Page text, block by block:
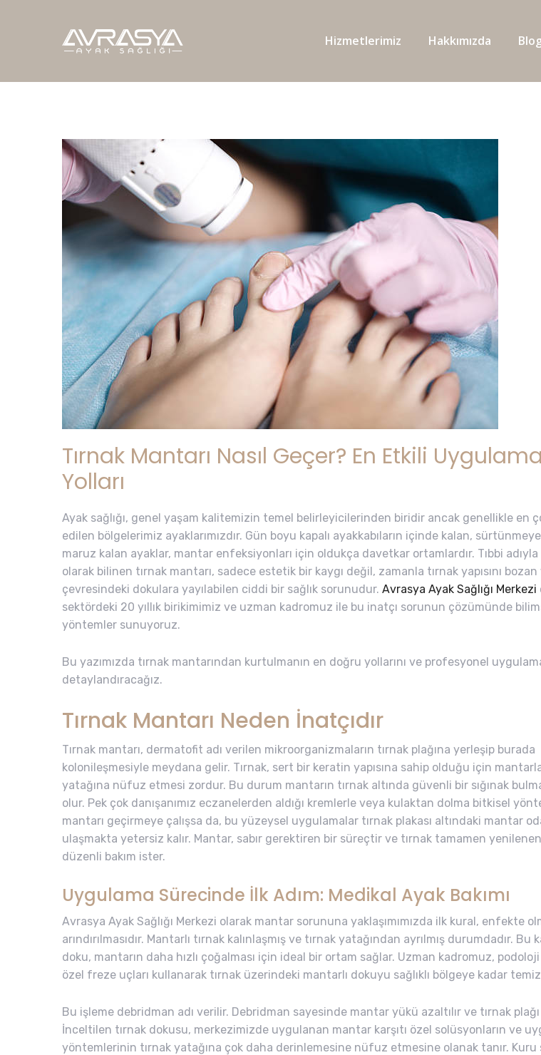
Hizmetlerimiz Hakkımızda
Tırnak Mantarı Nasıl Geçer? En Etkili Uygulama
Yolları
Ayak sağlığı, genel yaşam kalitemizin temel belirleyicilerinden biridir ancak genellikle en
edilen bölgelerimiz ayaklarımızdır. Gün boyu kapalı ayakkabıların içinde kalan,
maruz kalan ayaklar, mantar enfeksiyonları için oldukça davetkar ortamlardır. Tıbbi
olarak bilinen tırnak mantarı, sadece estetik bir kaygı değil, zamanla tırnak yapısını bozan
çevresindeki dokulara yayılabilen ciddi bir sağlık sorunudur. Avrasya Ayak Sağlığı Merkezi
sektördeki 20 yıllık birikimimiz ve uzman kadromuz ile bu inatçı sorunun çözümünde
yöntemler sunuyoruz.
Bu yazımızda tırnak mantarından kurtulmanın en doğru yollarını ve profesyonel
detaylandıracağız.
Tırnak Mantarı Neden İnatçıdır
Tırnak mantarı, dermatofit adı verilen mikroorganizmaların tırnak plağına yerleşip burada
kolonileşmesiyle meydana gelir. Tırnak, sert bir keratin yapısına sahip olduğu için
yatağına nüfuz etmesi zordur. Bu durum mantarın tırnak altında güvenli bir sığınak
olur. Pek çok danışanımız eczanelerden aldığı kremlerle veya kulaktan dolma bitkisel
mantarı geçirmeye çalışsa da, bu yüzeysel uygulamalar tırnak plakası altındaki mantar
ulaşmakta yetersiz kalır. Mantar, sabır gerektiren bir süreçtir ve tırnak tamamen
düzenli bakım ister.
Uygulama Sürecinde İlk Adım: Medikal Ayak Bakımı
Avrasya Ayak Sağlığı Merkezi olarak mantar sorununa yaklaşımımızda ilk kural, enfekte
arındırılmasıdır. Mantarlı tırnak kalınlaşmış ve tırnak yatağından ayrılmış durumdadır. Bu
doku, mantarın daha hızlı çoğalması için ideal bir ortam sağlar. Uzman kadromuz,
özel freze uçları kullanarak tırnak üzerindeki mantarlı dokuyu sağlıklı bölgeye kadar
Bu işleme debridman adı verilir. Debridman sayesinde mantar yükü azaltılır ve tırnak
İnceltilen tırnak dokusu, merkezimizde uygulanan mantar karşıtı özel solüsyonların ve
yöntemlerinin tırnak yatağına çok daha derinlemesine nüfuz etmesine olanak tanır. Kuru